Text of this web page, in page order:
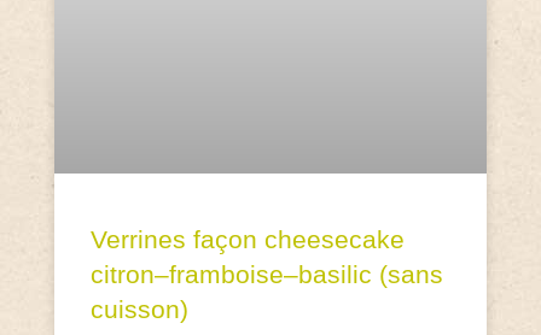
Verrines façon cheesecake
citron–framboise–basilic (sans
cuisson)